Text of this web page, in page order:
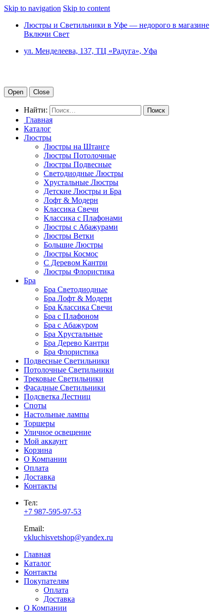
Skip to navigation Skip to content
Люстры и Светильники в Уфе — недорого в магазине
Включи Свет
ул. Менделеева, 137, ТЦ «Радуга», Уфа
Open Close
Найти:
Главная
Каталог
Люстры
Люстры на Штанге
Люстры Потолочные
Люстры Подвесные
Светодиодные Люстры
Хрустальные Люстры
Детские Люстры и Бра
Лофт & Модерн
Классика Свечи
Классика с Плафонами
Люстры с Абажурами
Люстры Ветки
Большие Люстры
Люстры Космос
С Деревом Кантри
Люстры Флористика
Бра
Бра Светодиодные
Бра Лофт & Модерн
Бра Классика Свечи
Бра с Плафоном
Бра с Абажуром
Бра Хрустальные
Бра Дерево Кантри
Бра Флористика
Подвесные Светильники
Потолочные Светильники
Трековые Светильники
Фасадные Светильники
Подсветка Лестниц
Споты
Настольные лампы
Торшеры
Уличное освещение
Мой аккаунт
Корзина
О Компании
Оплата
Доставка
Контакты
Тел:
+7 987-595-97-53
Email:
vkluchisvetshop@yandex.ru
Главная
Каталог
Контакты
Покупателям
Оплата
Доставка
О Компании